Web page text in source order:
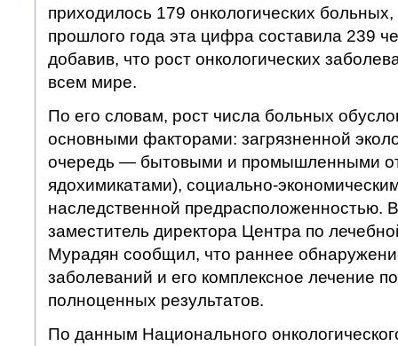
приходилось 179 онкологических
прошлого года эта цифра составила 239
добавив, что рост онкологических
всем мире.
По его словам, рост числа больных
основными факторами: загрязненной
очередь — бытовыми и промышленными
ядохимикатами), социально-
наследственной предрасположенностью.
заместитель директора Центра по
Мурадян сообщил, что раннее
заболеваний и его комплексное лечение
полноценных результатов.
По данным Национального